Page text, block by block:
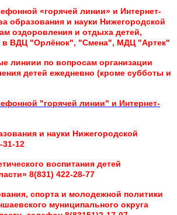
«горячей линии» и Интернет-
образования и науки Нижегородской
оздоровления и отдыха детей,
в ВДЦ "Орлёнок", "Смена", МДЦ "Артек"
линиии по вопросам организации
детей ежедневно (кроме субботы и
"горячей линии" и Интернет-
и науки Нижегородской
31-12
воспитания детей
8(831) 422-28-77
спорта и молодежной политики
муниципального округа